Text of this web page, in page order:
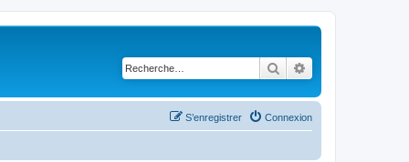
Rechercher
Connexion
S’enregistrer